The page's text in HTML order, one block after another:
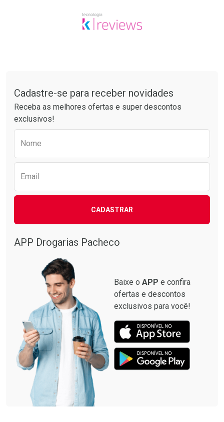
Cadastre-se para receber novidades
Receba as melhores ofertas e super descontos
exclusivos!
Nome
Email
CADASTRAR
APP Drogarias Pacheco
Baixe o APP e confira
ofertas e descontos
exclusivos para você!